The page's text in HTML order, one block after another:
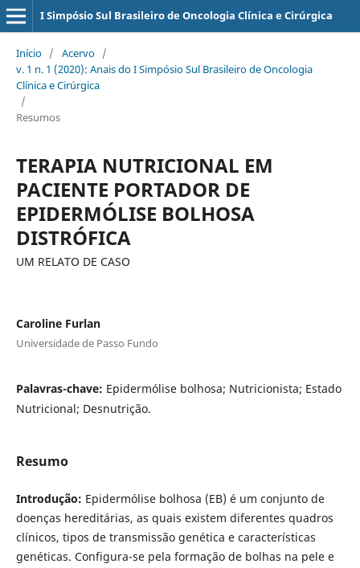
I Simpósio Sul Brasileiro de Oncologia Clínica e Cirúrgica
Início / Acervo /
v. 1 n. 1 (2020): Anais do I Simpósio Sul Brasileiro de Oncologia
Clínica e Cirúrgica
/
Resumos
TERAPIA NUTRICIONAL EM
PACIENTE PORTADOR DE
EPIDERMÓLISE BOLHOSA
DISTRÓFICA
UM RELATO DE CASO
Caroline Furlan
Universidade de Passo Fundo
Palavras-chave: Epidermólise bolhosa; Nutricionista; Estado
Nutricional; Desnutrição.
Resumo
Introdução: Epidermólise bolhosa (EB) é um conjunto de
doenças hereditárias, as quais existem diferentes quadros
clínicos, tipos de transmissão genética e características
genéticas. Configura-se pela formação de bolhas na pele e